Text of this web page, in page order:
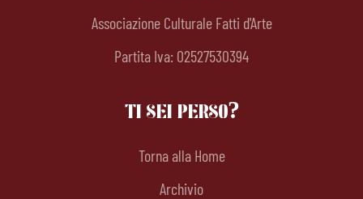
Associazione Culturale Fatti d'Arte
Partita Iva: 02527530394
TI SEI PERSO?
Torna alla Home
Archivio